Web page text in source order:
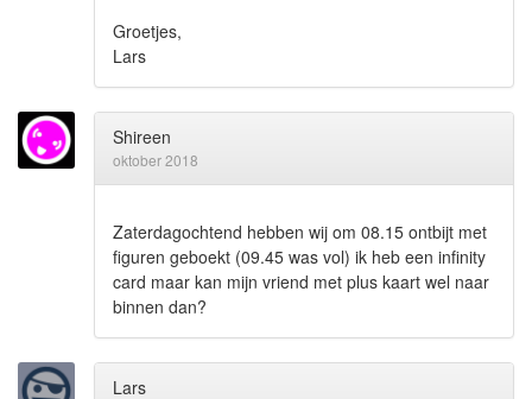
Groetjes,
Lars
Shireen
oktober 2018
Zaterdagochtend hebben wij om 08.15 ontbijt met
figuren geboekt (09.45 was vol) ik heb een infinity
card maar kan mijn vriend met plus kaart wel naar
binnen dan?
Lars